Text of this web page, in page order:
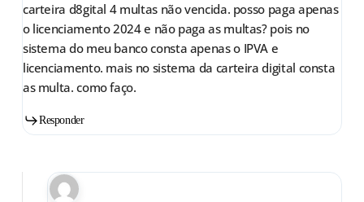
carteira d8gital 4 multas não vencida. posso paga apenas
o licenciamento 2024 e não paga as multas? pois no
sistema do meu banco consta apenas o IPVA e
licenciamento. mais no sistema da carteira digital consta
as multa. como faço.
Responder